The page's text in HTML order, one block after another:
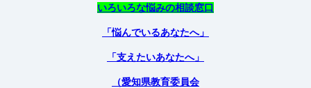
いろいろな悩みの相談窓口
「悩んでいるあなたへ」
「支えたいあなたへ」
（愛知県教育委員会